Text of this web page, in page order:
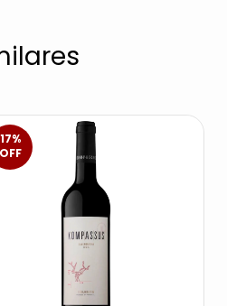
17%
OFF